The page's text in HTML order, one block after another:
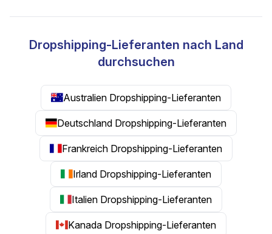
Dropshipping-Lieferanten nach Land
durchsuchen
Australien Dropshipping-Lieferanten
Deutschland Dropshipping-Lieferanten
Frankreich Dropshipping-Lieferanten
Irland Dropshipping-Lieferanten
Italien Dropshipping-Lieferanten
Kanada Dropshipping-Lieferanten